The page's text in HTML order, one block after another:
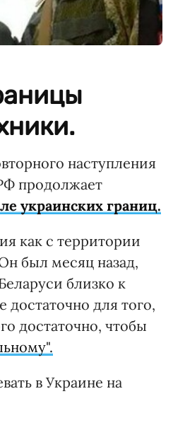
наступления
продолжает
украинских границ.
как с территории
был месяц назад,
близко к
для того,
достаточно, чтобы
в Украине на